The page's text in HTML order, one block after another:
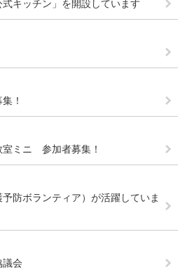
キッチン」を開設しています
！
室ミニ 参加者募集！
防ボランティア）が活躍していま
議会